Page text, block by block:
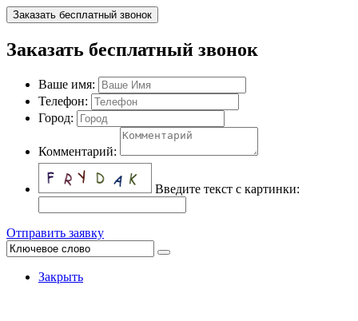
Заказать бесплатный звонок
Заказать бесплатный звонок
Ваше имя:
Телефон:
Город:
Комментарий:
Введите текст с картинки:
Отправить заявку
Закрыть